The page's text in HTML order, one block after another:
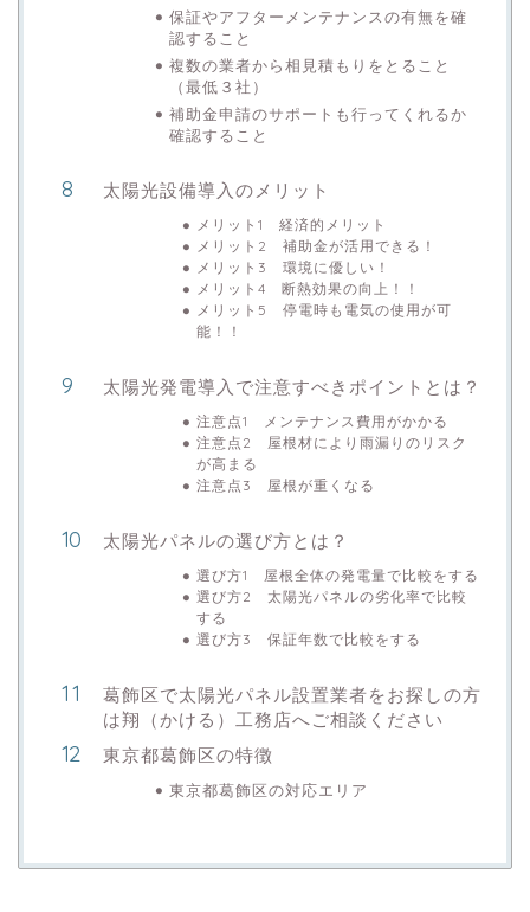
保証やアフターメンテナンスの有無を確
認すること
複数の業者から相見積もりをとること
（最低３社）
補助金申請のサポートも行ってくれるか
確認すること
太陽光設備導入のメリット
メリット1 経済的メリット
メリット2 補助金が活用できる！
メリット3 環境に優しい！
メリット4 断熱効果の向上！！
メリット5 停電時も電気の使用が可
能！！
太陽光発電導入で注意すべきポイントとは？
注意点1 メンテナンス費用がかかる
注意点2 屋根材により雨漏りのリスク
が高まる
注意点3 屋根が重くなる
太陽光パネルの選び方とは？
選び方1 屋根全体の発電量で比較をする
選び方2 太陽光パネルの劣化率で比較
する
選び方3 保証年数で比較をする
葛飾区で太陽光パネル設置業者をお探しの方
は翔（かける）工務店へご相談ください
東京都葛飾区の特徴
東京都葛飾区の対応エリア